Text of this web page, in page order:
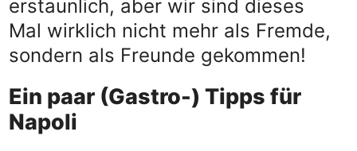
erstaunlich, aber wir sind dieses
Mal wirklich nicht mehr als Fremde,
sondern als Freunde gekommen!
Ein paar (Gastro-) Tipps für
Napoli